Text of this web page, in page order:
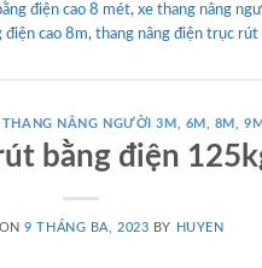
điện cao 8 mét, xe thang nâng
điện cao 8m, thang nâng điện trục
THANG NÂNG NGƯỜI 3M, 6M, 8M,
bằng điện
ON9 THÁNG BA, 2023 BY HUYEN